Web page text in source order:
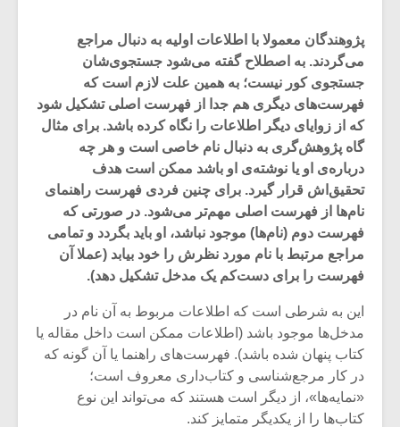
پژوهندگان معمولا با اطلاعات اولیه به دنبال مراجع
می‌گردند. به اصطلاح گفته می‌شود جستجوی‌شان
جستجوی کور نیست؛ به همین علت لازم است که
فهرست‌های دیگری هم جدا از فهرست اصلی تشکیل شود
که از زوایای دیگر اطلاعات را نگاه کرده باشد. برای مثال
گاه پژوهش‌گری به دنبال نام خاصی است و هر چه
درباره‌ی او یا نوشته‌ی او باشد ممکن است هدف
تحقیق‌اش قرار گیرد. برای چنین فردی فهرست راهنمای
نام‌ها از فهرست اصلی مهم‌تر می‌شود. در صورتی که
فهرست دوم (نام‌ها) موجود نباشد، او باید بگردد و تمامی
مراجع مرتبط با نام مورد نظرش را خود بیابد (عملا آن
فهرست را برای دست‌کم یک مدخل تشکیل دهد).
این به شرطی است که اطلاعات مربوط به آن نام در
مدخل‌ها موجود باشد (اطلاعات ممکن است داخل مقاله یا
کتاب پنهان شده باشد). فهرست‌های راهنما یا آن گونه که
در کار مرجع‌شناسی و کتاب‌داری معروف است؛
«نمایه‌ها»، از دیگر است هستند که می‌تواند این نوع
کتاب‌ها را از یکدیگر متمایز کند.
میکلوش روژا
یادداشتی بر موسیقی
متن فیلم «متری
شیش و نیم»